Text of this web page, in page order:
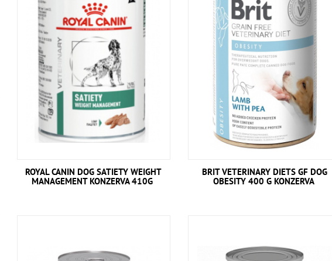
ROYAL CANIN DOG SATIETY WEIGHT
MANAGEMENT KONZERVA 410G
BRIT VETERINARY DIETS GF DOG
OBESITY 400 G KONZERVA